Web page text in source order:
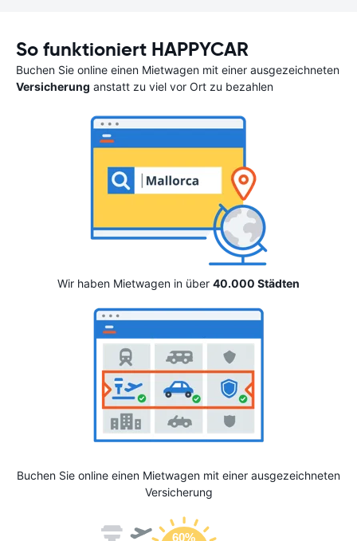
So funktioniert HAPPYCAR
Buchen Sie online einen Mietwagen mit einer ausgezeichneten
Versicherung anstatt zu viel vor Ort zu bezahlen
Wir haben Mietwagen in über 40.000 Städten
Buchen Sie online einen Mietwagen mit einer ausgezeichneten
Versicherung